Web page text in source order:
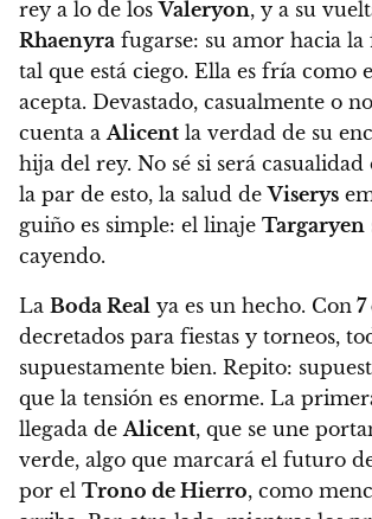
rey a lo de losValeryon, y a su
Rhaenyra fugarse: su amor hacia
tal que está ciego. Ella es fría como
acepta. Devastado, casualmente o
cuenta aAlicent la verdad de su
hija del rey. No sé si será
la par de esto, la salud deViserys
guiño es simple: el linaje Targaryen
cayendo.
La Boda Real ya es un hecho. Con 7
decretados para fiestas y torneos,
supuestamente bien. Repito:
que la tensión es enorme. La
llegada deAlicent, que se une
verde, algo que marcará el futuro
por el Trono de Hierro, como